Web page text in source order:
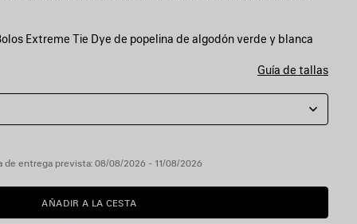
Extreme Tie Dye de popelina de algodón verde y blanca
Guía de tallas
de entrega prevista: 08/08/2026 - 11/08/2026
AÑADIR
A
AÑADIR A LA CESTA
POR
FAVOR,